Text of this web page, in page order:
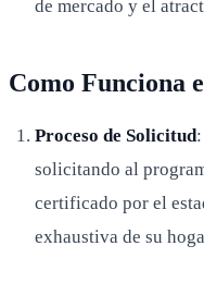
de mercado y el
Como Funciona
Proceso de Solicitud
solicitando al
certificado por el
exhaustiva de su